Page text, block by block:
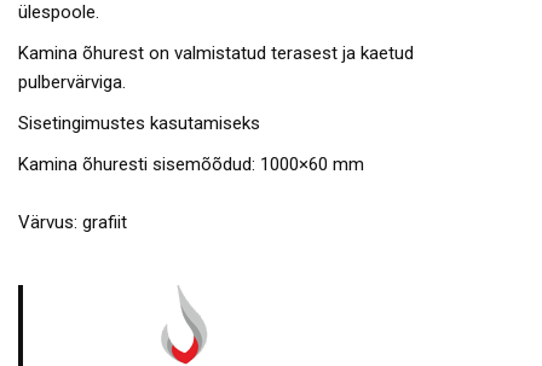
ülespoole.
Kamina õhurest on valmistatud terasest ja kaetud
pulbervärviga.
Sisetingimustes kasutamiseks
Kamina õhuresti sisemõõdud: 1000×60 mm
Värvus: grafiit